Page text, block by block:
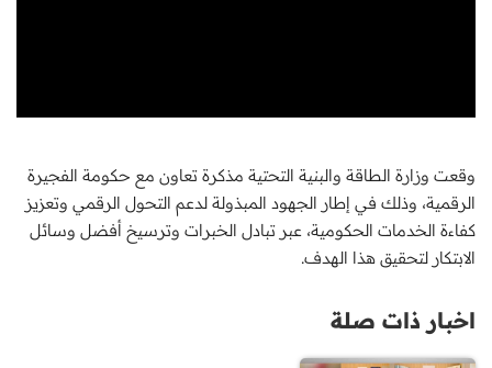
وقعت وزارة الطاقة والبنية التحتية مذكرة تعاون مع حكومة الفجيرة
الرقمية، وذلك في إطار الجهود المبذولة لدعم التحول الرقمي وتعزيز
كفاءة الخدمات الحكومية، عبر تبادل الخبرات وترسيخ أفضل وسائل
الابتكار لتحقيق هذا الهدف.
اخبار ذات صلة